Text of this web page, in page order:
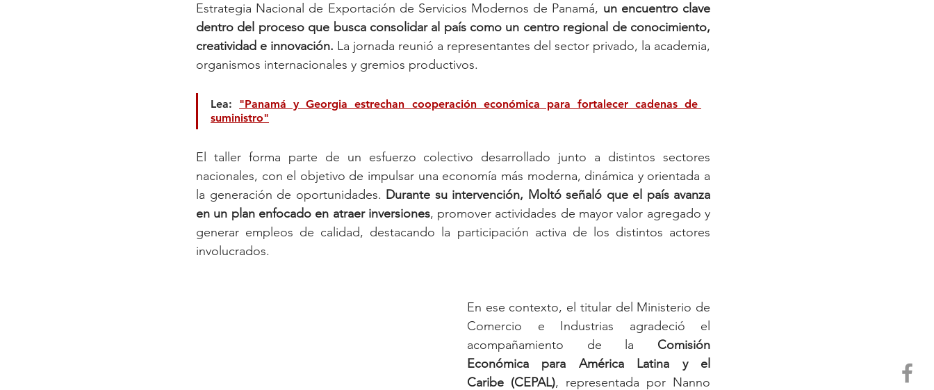
Estrategia Nacional de Exportación de Servicios Modernos de Panamá, un encuentro clave
dentro del proceso que busca consolidar al país como un centro regional de conocimiento,
creatividad e innovación. La jornada reunió a representantes del sector privado, la academia,
organismos internacionales y gremios productivos.
Lea: "Panamá y Georgia estrechan cooperación económica para fortalecer cadenas de
suministro"
El taller forma parte de un esfuerzo colectivo desarrollado junto a distintos sectores
nacionales, con el objetivo de impulsar una economía más moderna, dinámica y orientada a
la generación de oportunidades. Durante su intervención, Moltó señaló que el país avanza
en un plan enfocado en atraer inversiones, promover actividades de mayor valor agregado y
generar empleos de calidad, destacando la participación activa de los distintos actores
involucrados.
En ese contexto, el titular del Ministerio de
Comercio e Industrias agradeció el
acompañamiento de la Comisión
Económica para América Latina y el
Caribe (CEPAL), representada por Nanno